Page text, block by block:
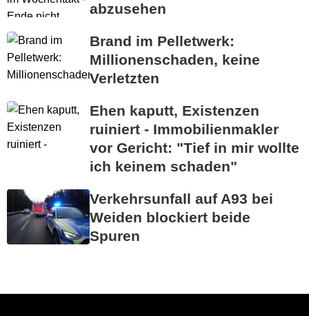
abzusehen
Brand im Pelletwerk:
Millionenschaden, keine
Verletzten
Ehen kaputt, Existenzen
ruiniert - Immobilienmakler
vor Gericht: "Tief in mir wollte
ich keinem schaden"
Verkehrsunfall auf A93 bei
Weiden blockiert beide
Spuren